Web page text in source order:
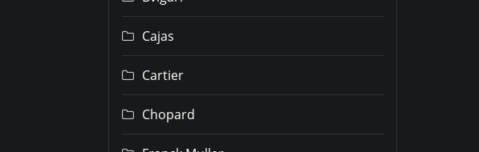
Cajas
Cartier
Chopard